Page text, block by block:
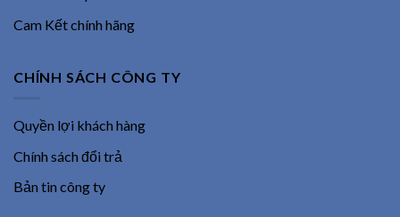
Cam Kết chính hãng
CHÍNH SÁCH CÔNG TY
Quyền lợi khách hàng
Chính sách đổi trả
Bản tin công ty